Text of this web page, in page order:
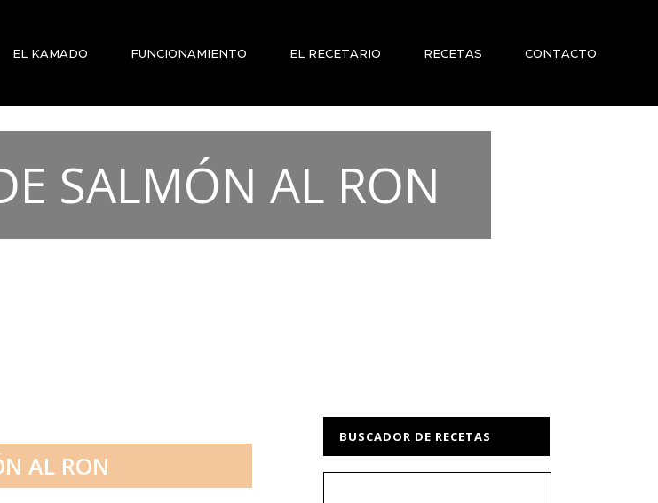
EL KAMADO FUNCIONAMIENTO EL RECETARIO RECETAS CONTACTO
SALMÓN AL RON
AL RON
BUSCADOR DE RECETAS